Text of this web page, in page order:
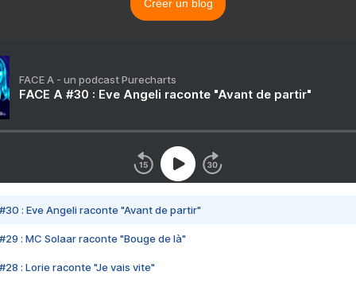
Créer un blog
FACE A - un podcast Purecharts
FACE A #30 : Eve Angeli raconte "Avant de partir"
#30 : Eve Angeli raconte "Avant de partir"
#29 : MC Solaar raconte "Bouge de là"
#28 : Lorie raconte "Je vais vite"